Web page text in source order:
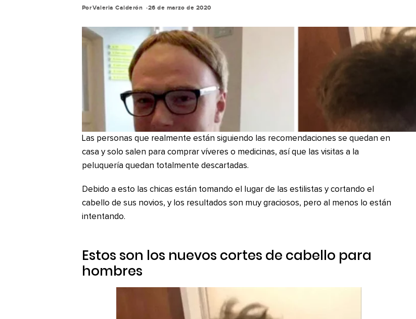
PorValeria Calderón 26 de marzo de 2020
Las personas que realmente están siguiendo las recomendaciones se quedan en
casa y solo salen para comprar víveres o medicinas, así que las visitas a la
peluquería quedan totalmente descartadas.
Debido a esto las chicas están tomando el lugar de las estilistas y cortando el
cabello de sus novios, y los resultados son muy graciosos, pero al menos lo están
intentando.
Estos son los nuevos cortes de cabello para
hombres